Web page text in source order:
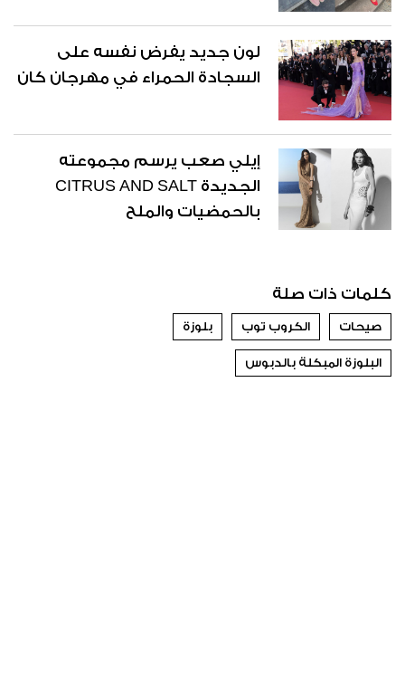
لون جديد يفرض نفسه على
السجادة الحمراء في مهرجان كان
إيلي صعب يرسم مجموعته
الجديدة CITRUS AND SALT
بالحمضيات والملح
كلمات ذات صلة
صيحات الكروب توب بلوزة
البلوزة المبكلة بالدبوس